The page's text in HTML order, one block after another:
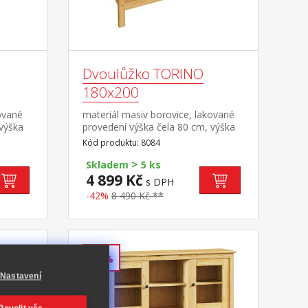
nebo
na
Dvoulůžko TORINO
180x200
materiál masiv borovice, lakované
provedení výška čela 80 cm, výška
sedu 38 cm, cena bez roštu a
matrace minimální doporučená
výška matrace 15 cm doporučený
rozměr matrace 180 × 200 cm nebo
2 kusy 90 × 200 cm a rošt R4 nebo
2 kusy R1 doporučená nosnost do
Kód produktu: 8084
Skladem > 5 ks
4 899 Kč s DPH
-42% 8 490 Kč **
-44%
Nastavení